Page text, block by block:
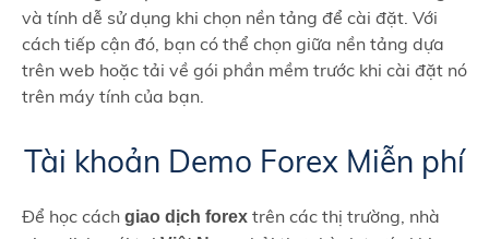
và tính dễ sử dụng khi chọn nền tảng để cài đặt. Với
cách tiếp cận đó, bạn có thể chọn giữa nền tảng dựa
trên web hoặc tải về gói phần mềm trước khi cài đặt nó
trên máy tính của bạn.
Tài khoản Demo Forex Miễn phí
Để học cách giao dịch forex trên các thị trường, nhà